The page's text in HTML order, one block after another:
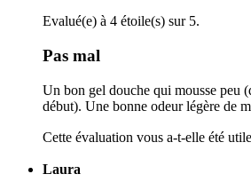
Evalué(e) à 4 étoile(s) sur 5.
Pas mal
Un bon gel douche qui mousse peu
début). Une bonne odeur légère de
Cette évaluation vous a-t-elle été
Laura